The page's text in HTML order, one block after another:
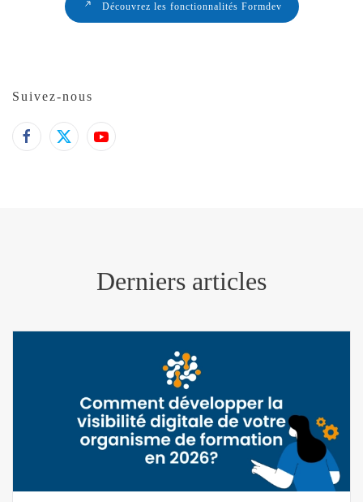
Suivez-nous
Découvrez les fonctionnalités Formdev
Derniers articles